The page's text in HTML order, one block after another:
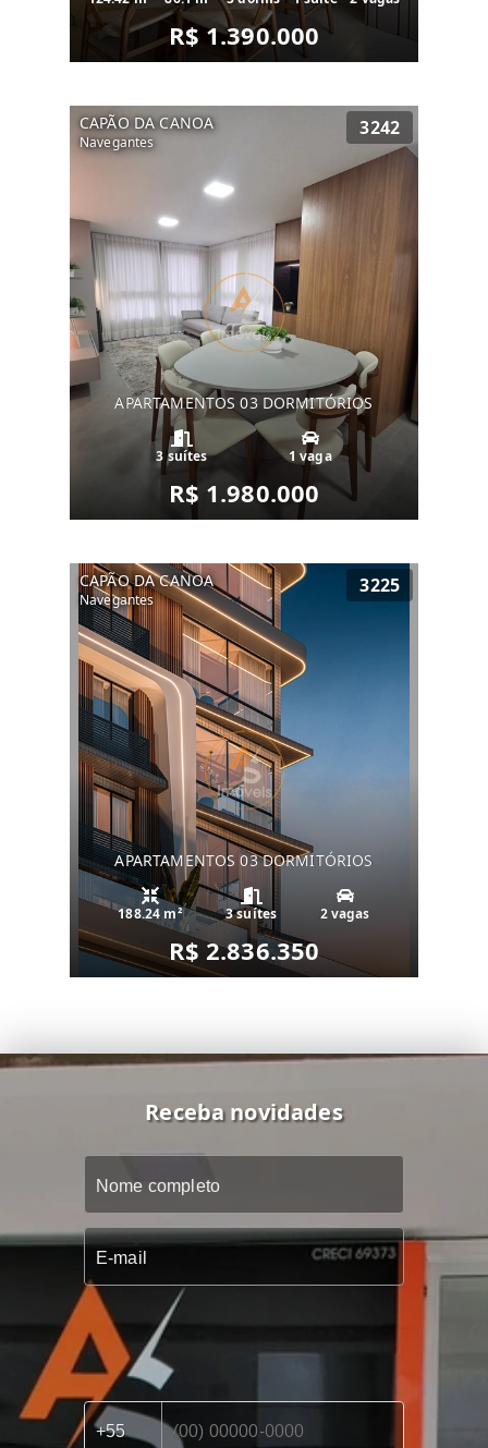
R$ 1.390.000
CAPÃO DA CANOA
Navegantes
3242
APARTAMENTOS 03 DORMITÓRIOS
3 suítes 1 vaga
R$ 1.980.000
CAPÃO DA CANOA
Navegantes
3225
APARTAMENTOS 03 DORMITÓRIOS
188.24 m² 3 suítes 2 vagas
R$ 2.836.350
Receba novidades